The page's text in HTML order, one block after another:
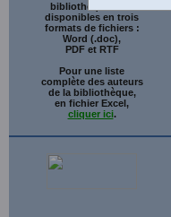
bibliothèque sont
disponibles en trois
formats de fichiers :
Word (.doc),
PDF et RTF
Pour une liste
complète des auteurs
de la bibliothèque,
en fichier Excel,
cliquer ici.